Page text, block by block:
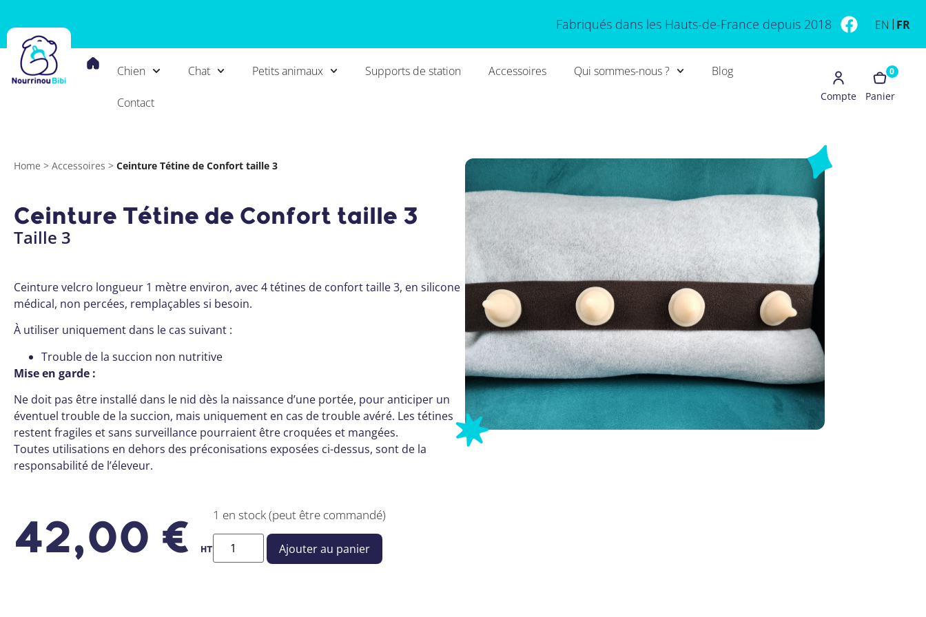
Fabriqués dans les Hauts-de-France depuis 2018 EN FR
Chien Chat Petits animaux Supports de station Accessoires Qui sommes-nous ? Blog
Contact Compte Panier
0
Home > Accessoires > Ceinture Tétine de Confort taille 3
Ceinture Tétine de Confort taille 3
Taille 3
Ceinture velcro longueur 1 mètre environ, avec 4 tétines de confort taille 3, en silicone
médical, non percées, remplaçables si besoin.
À utiliser uniquement dans le cas suivant :
Trouble de la succion non nutritive
Mise en garde :
Ne doit pas être installé dans le nid dès la naissance d’une portée, pour anticiper un
éventuel trouble de la succion, mais uniquement en cas de trouble avéré. Les tétines
restent fragiles et sans surveillance pourraient être croquées et mangées.
Toutes utilisations en dehors des préconisations exposées ci-dessus, sont de la
responsabilité de l’éleveur.
42,00 € HT
1 en stock (peut être commandé)
Ajouter au panier